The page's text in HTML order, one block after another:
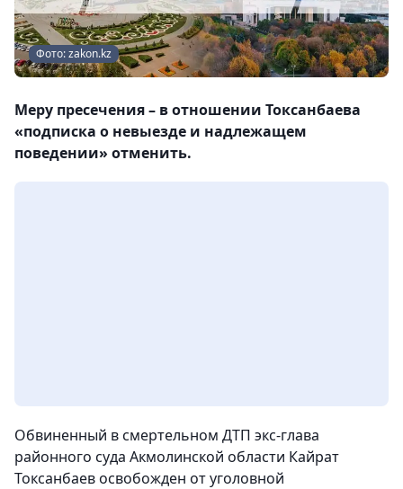
Фото: zakon.kz
Меру пресечения – в отношении Токсанбаева
«подписка о невыезде и надлежащем
поведении» отменить.
Обвиненный в смертельном ДТП экс-глава
районного суда Акмолинской области Кайрат
Токсанбаев освобожден от уголовной